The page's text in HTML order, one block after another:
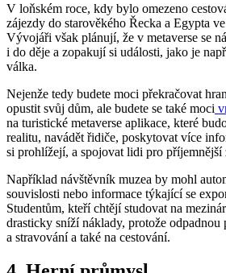
V loňském roce, kdy bylo omezeno
zájezdy do starověkého Řecka a Egypta
Vývojáři však plánují, že v metaverse se
i do děje a zopakují si události, jako je
válka.
Nejenže tedy budete moci překračovat
opustit svůj dům, ale budete se také moci
na turistické metaverse aplikace, které
realitu, navádět řidiče, poskytovat více
si prohlížejí, a spojovat lidi pro příjemnější
Například návštěvník muzea by mohl
souvislosti nebo informace týkající se
Studentům, kteří chtějí studovat na
drasticky sníží náklady, protože
a stravování a také na cestování.